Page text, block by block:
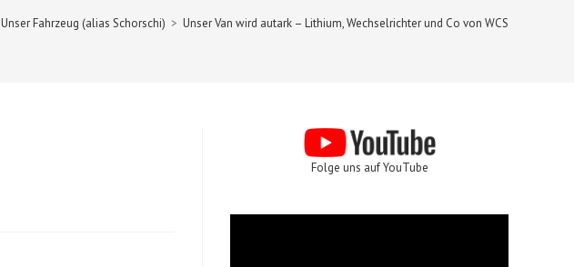
UMSCHALTEN
Unser Fahrzeug (alias Schorschi) > Unser Van wird autark – Lithium, Wechselrichter und Co von WCS
Folge uns auf YouTube